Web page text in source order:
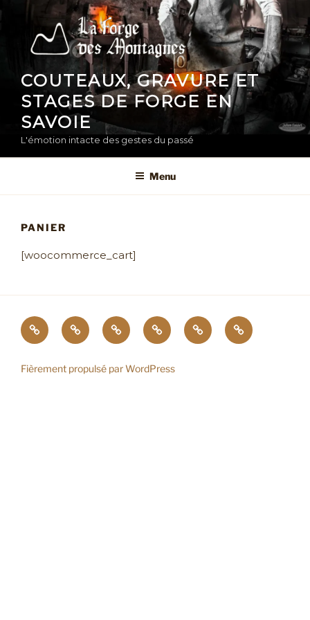
Aller
contenu
principal
COUTEAUX, GRAVURE ET
STAGES DE FORGE EN
SAVOIE
L'émotion intacte des gestes du passé
Menu
PANIER
[woocommerce_cart]
ACTU
STAGES
DE
EN
GRAVURESCOUTEAUX
LE
FORGERON
CONTACT
Fièrement propulsé par WordPress